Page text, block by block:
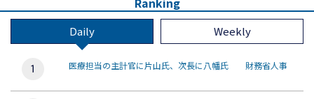
Daily Weekly
医療担当の主計官に片山氏、次長に八幡氏 財務省人事